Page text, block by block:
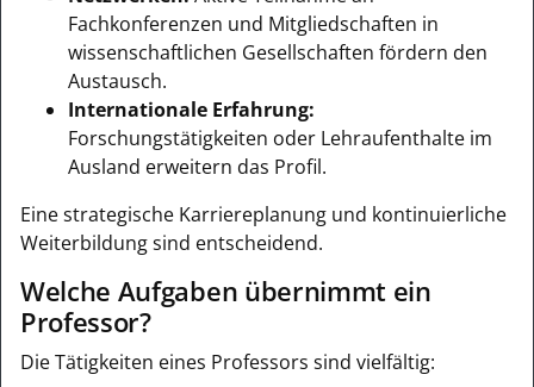
Fachkonferenzen und Mitgliedschaften in
wissenschaftlichen Gesellschaften fördern den
Austausch.
Internationale Erfahrung:
Forschungstätigkeiten oder Lehraufenthalte im
Ausland erweitern das Profil.
Eine strategische Karriereplanung und kontinuierliche
Weiterbildung sind entscheidend.
Welche Aufgaben übernimmt ein
Professor?
Die Tätigkeiten eines Professors sind vielfältig: